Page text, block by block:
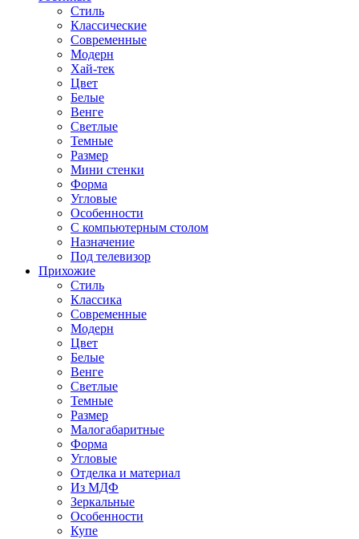
Стиль
Классические
Современные
Модерн
Хай-тек
Цвет
Белые
Венге
Светлые
Темные
Размер
Мини стенки
Форма
Угловые
Особенности
С компьютерным столом
Назначение
Под телевизор
Прихожие
Стиль
Классика
Современные
Модерн
Цвет
Белые
Венге
Светлые
Темные
Размер
Малогабаритные
Форма
Угловые
Отделка и материал
Из МДФ
Зеркальные
Особенности
Купе